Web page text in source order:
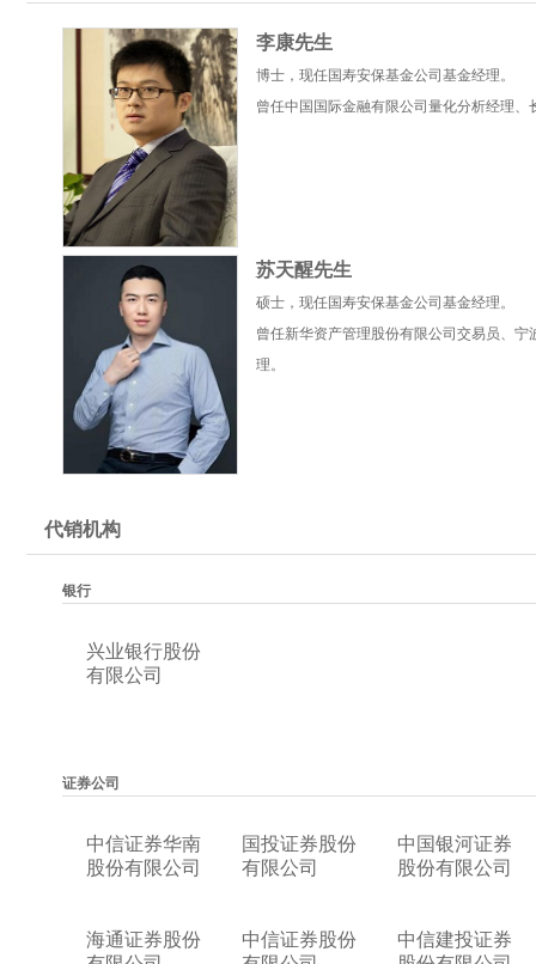
李康先生
博士，现任国寿安保基金公司基金经理。
曾任中国国际金融有限公司量化分析经理
苏天醒先生
硕士，现任国寿安保基金公司基金经理。
曾任新华资产管理股份有限公司交易员、
理。
代销机构
银行
兴业银行股份
有限公司
证券公司
中信证券华南
股份有限公司
国投证券股份
有限公司
中国银河证券
股份有限公司
海通证券股份
中信证券股份
中信建投证券